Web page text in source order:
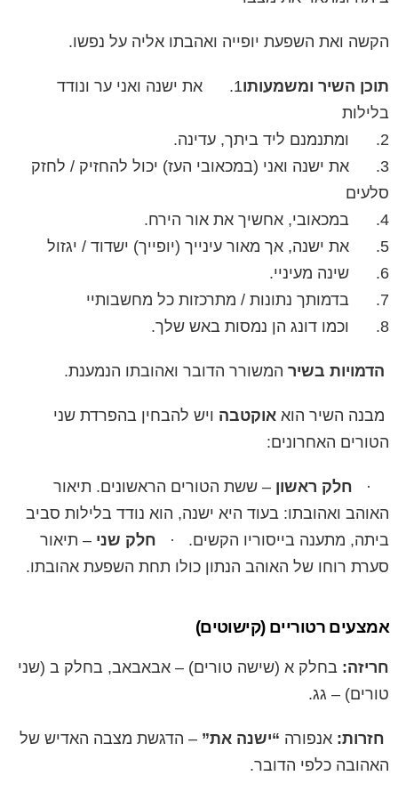
הקשה ואת השפעת יופייה ואהבתו אליה על נפשו.
תוכן השיר ומשמעותו 1. את ישנה ואני ער ונודד
בלילות
2. ומתנמנם ליד ביתך, עדינה.
3. את ישנה ואני (במכאובי העז) יכול להחזיק / לחזק
סלעים
4. במכאובי, אחשיך את אור הירח.
5. את ישנה, אך מאור עינייך (יופייך) ישדוד / יגזול
6. שינה מעיניי.
7. בדמותך נתונות / מתרכזות כל מחשבותיי
8. וכמו דונג הן נמסות באש שלך.
הדמויות בשיר המשורר הדובר ואהובתו הנמענת.
מבנה השיר הוא אוקטבה ויש להבחין בהפרדת שני
הטורים האחרונים:
· חלק ראשון – ששת הטורים הראשונים. תיאור
האוהב ואהובתו: בעוד היא ישנה, הוא נודד בלילות סביב
ביתה, מתענה בייסוריו הקשים. · חלק שני – תיאור
סערת רוחו של האוהב הנתון כולו תחת השפעת אהובתו.
אמצעים רטוריים (קישוטים)
חריזה: בחלק א (שישה טורים) – אבאבאב, בחלק ב (שני
טורים) – גג.
חזרות: אנפורה “ישנה את” – הדגשת מצבה האדיש של
האהובה כלפי הדובר.